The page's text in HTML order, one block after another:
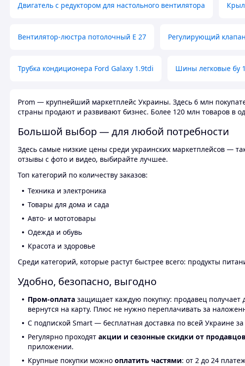
Двигатель с редуктором для настольного вентилятора
Вентилятор-люстра потолочный E 27 Регулирующий
Трубка кондиционера Ford Galaxy 1.9tdi Шины легковые бу
Prom — крупнейший маркетплейс Украины. Здесь 6 млн
страны продают и развивают бизнес. Более 120 млн товаров в
Большой выбор — для любой потребности
Здесь самые низкие цены среди украинских маркетплейсов —
отзывы с фото и видео, выбирайте лучшее.
Топ категорий по количеству заказов:
Техника и электроника
Товары для дома и сада
Авто- и мототовары
Одежда и обувь
Красота и здоровье
Среди категорий, которые растут быстрее всего: продукты
Удобно, безопасно, выгодно
Пром-оплата защищает каждую покупку: продавец получает
вернутся на карту. Плюс не нужно переплачивать за
С подпиской Smart — бесплатная доставка по всей Украине
Регулярно проходят акции и сезонные скидки от
приложении.
Крупные покупки можно оплатить частями: от 2 до 24